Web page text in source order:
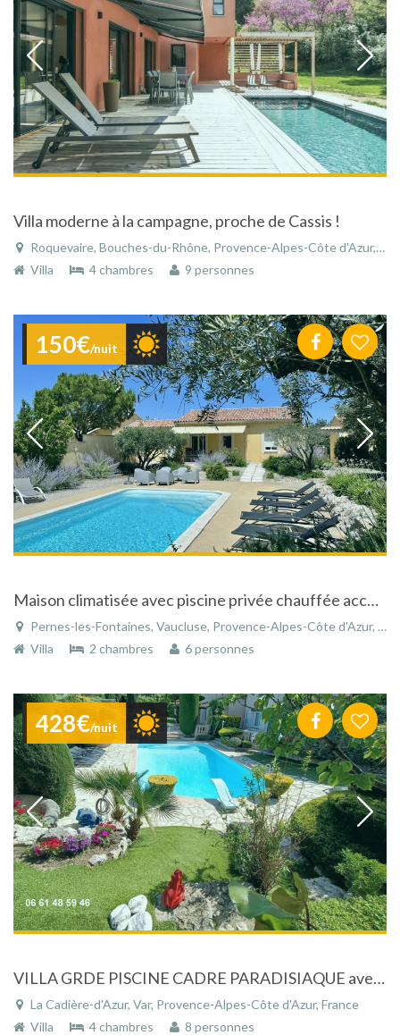
Villa moderne à la campagne, proche de Cassis !
Roquevaire, Bouches-du-Rhône, Provence-Alpes-Côte d'Azur, France
Villa
4 chambres 9 personnes
150€/nuit
Maison climatisée avec piscine privée chauffée accessible personnes handicapées
Pernes-les-Fontaines, Vaucluse, Provence-Alpes-Côte d'Azur, France
Villa
2 chambres 6 personnes
428€/nuit
VILLA GRDE PISCINE CADRE PARADISIAQUE avec jardin entièrement paysagé dans un cadre de rêve, proche de Sanary sur mer (Var)
La Cadière-d'Azur, Var, Provence-Alpes-Côte d'Azur, France
Villa
4 chambres 8 personnes